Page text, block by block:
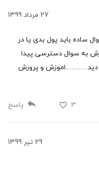
27 مرداد 1399
ساده باید پول بدی یا در
به سوال دسترسی پیدا
دید……….اموزش و پرورش
3 پاسخ
29 تیر 1399